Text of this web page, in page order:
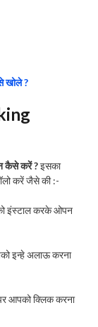
खोले ?
कैसे करें ?इसका
करें जैसे की :-
इंस्टाल करके ओपन
इन्हे अलाऊ करना
आपको क्लिक करना